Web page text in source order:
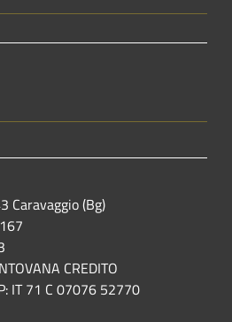
Caravaggio (Bg)
CREDITO
IT 71 C 07076 52770